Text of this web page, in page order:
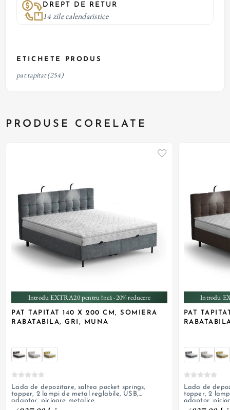
DREPT DE RETUR
14 zile calendaristice
ETICHETE PRODUS
pat tapitat (254)
PRODUSE CORELATE
Introdu EXTRA20 pentru încă -20% reducere
PAT TAPITAT 140 X 200 CM, SOMIERA
RABATABILA, GRI, MUNA
Lada de depozitare, saltea pocket springs,
topper, 2 lampi de metal reglabile, USB,
adaptor, picioare metalice
Introdu
PAT
Lada de
topper, 2
adaptor,